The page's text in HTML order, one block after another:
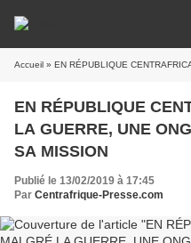
Accueil » EN RÉPUBLIQUE CENTRAFRICAINE,
EN RÉPUBLIQUE
LA GUERRE, UNE
SA MISSION
Publié le 13/02/2019 à 17:45
Par Centrafrique-Presse.com